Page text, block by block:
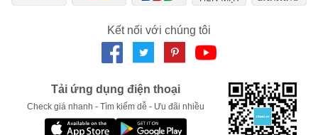
Kết nối với chúng tôi
Tải ứng dụng điện thoại
Check giá nhanh - Tìm kiếm dễ - Ưu đãi nhiều
Ngày hết hạn:
LẤY MÃ NGAY